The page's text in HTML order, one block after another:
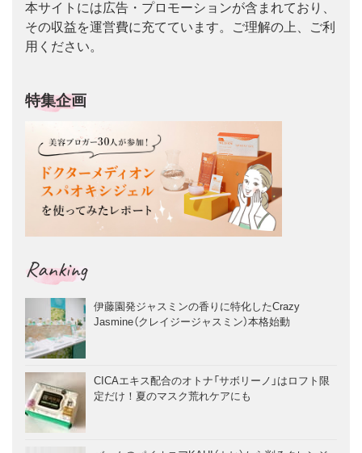
本サイトには広告・プロモーションが含まれており、
その収益を運営費に充てています。ご理解の上、ご利
用ください。
特集企画
Ranking
伊藤園発ジャスミンの香りに特化したCrazy
Jasmine（クレイジージャスミン）本格始動
CICAエキス配合のオトナ「サボリーノ」はロフト限
定だけ！夏のマスク荒れケアにも